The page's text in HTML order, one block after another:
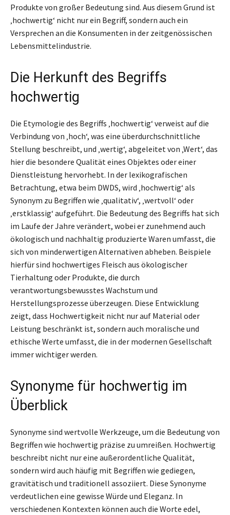
Produkte von großer Bedeutung sind. Aus diesem Grund ist
‚hochwertig‘ nicht nur ein Begriff, sondern auch ein
Versprechen an die Konsumenten in der zeitgenössischen
Lebensmittelindustrie.
Die Herkunft des Begriffs
hochwertig
Die Etymologie des Begriffs ‚hochwertig‘ verweist auf die
Verbindung von ‚hoch‘, was eine überdurchschnittliche
Stellung beschreibt, und ‚wertig‘, abgeleitet von ‚Wert‘, das
hier die besondere Qualität eines Objektes oder einer
Dienstleistung hervorhebt. In der lexikografischen
Betrachtung, etwa beim DWDS, wird ‚hochwertig‘ als
Synonym zu Begriffen wie ‚qualitativ‘, ‚wertvoll‘ oder
‚erstklassig‘ aufgeführt. Die Bedeutung des Begriffs hat sich
im Laufe der Jahre verändert, wobei er zunehmend auch
ökologisch und nachhaltig produzierte Waren umfasst, die
sich von minderwertigen Alternativen abheben. Beispiele
hierfür sind hochwertiges Fleisch aus ökologischer
Tierhaltung oder Produkte, die durch
verantwortungsbewusstes Wachstum und
Herstellungsprozesse überzeugen. Diese Entwicklung
zeigt, dass Hochwertigkeit nicht nur auf Material oder
Leistung beschränkt ist, sondern auch moralische und
ethische Werte umfasst, die in der modernen Gesellschaft
immer wichtiger werden.
Synonyme für hochwertig im
Überblick
Synonyme sind wertvolle Werkzeuge, um die Bedeutung von
Begriffen wie hochwertig präzise zu umreißen. Hochwertig
beschreibt nicht nur eine außerordentliche Qualität,
sondern wird auch häufig mit Begriffen wie gediegen,
gravitätisch und traditionell assoziiert. Diese Synonyme
verdeutlichen eine gewisse Würde und Eleganz. In
verschiedenen Kontexten können auch die Worte edel,